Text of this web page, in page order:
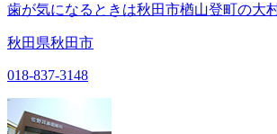
歯が気になるときは秋田市楢山登町の大
秋田県秋田市
018-837-3148